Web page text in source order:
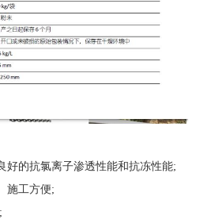
好的抗氯离子渗透性能和抗冻性能;
施工方便;